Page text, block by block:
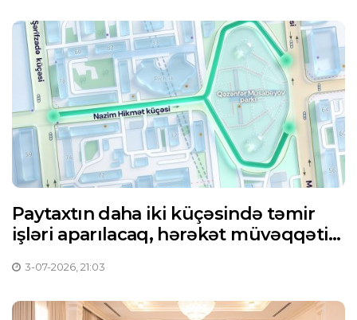
Paytaxtın daha iki küçəsində təmir
işləri aparılacaq, hərəkət müvəqqəti
3-07-2026, 21:03